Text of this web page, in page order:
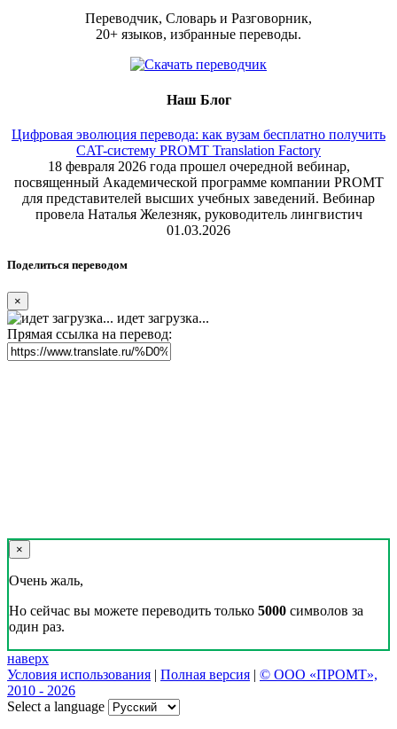
Переводчик, Словарь и Разговорник,
20+ языков, избранные переводы.
Наш Блог
Цифровая эволюция перевода: как вузам бесплатно получить
CAT-систему PROMT Translation Factory
18 февраля 2026 года прошел очередной вебинар,
посвященный Академической программе компании PROMT
для представителей высших учебных заведений. Вебинар
провела Наталья Железняк, руководитель лингвистич
01.03.2026
Поделиться переводом
×
идет загрузка...
Прямая ссылка на перевод:
×
Очень жаль,
Но сейчас вы можете переводить только 5000 символов за
один раз.
наверх
Условия использования | Полная версия | © ООО «ПРОМТ»,
2010 - 2026
Select a language